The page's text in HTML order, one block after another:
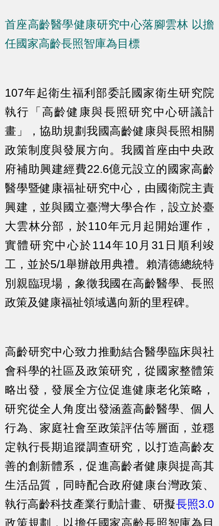
首座高齡醫學健康研究中心落腳雲林 以擔
任國家高齡長照智庫為目標
107年起衛生福利部委託國家衛生研究院
執行「高齡健康與長照研究中心研議計
畫」，協助規劃我國高齡健康與長照相關
政策制度與發展方向。我國首座由中央政
府補助興建經費22.6億元設立的國家高齡
醫學暨健康福祉研究中心，由國衛院主責
興建，並與國立臺灣大學合作，設立於臺
大雲林分部，於110年元月起開始運作，
實體研究中心於114年10月31日順利竣
工，並於5/1舉辦啟用典禮。賴清德總統特
別親臨現場，象徵我國在高齡醫學、長照
政策及健康福祉領域邁向新的里程碑。
高齡研究中心致力推動結合醫學臨床與社
會科學的社區及政策研究，從國家整體策
略出發，發展全方位促進健康老化策略，
研究從全人角度出發涵蓋高齡醫學、個人
行為、家庭社會至政策評估等層面，並穩
定執行長期追蹤調查研究，以打造高齡友
善的創新體系，促進高齡者健康與提高其
生活品質，同時配合政府健康台灣政策、
執行高齡科技產業行動計畫、研擬長照3.0
政策規劃，以擔任國家高齡長照智庫為目